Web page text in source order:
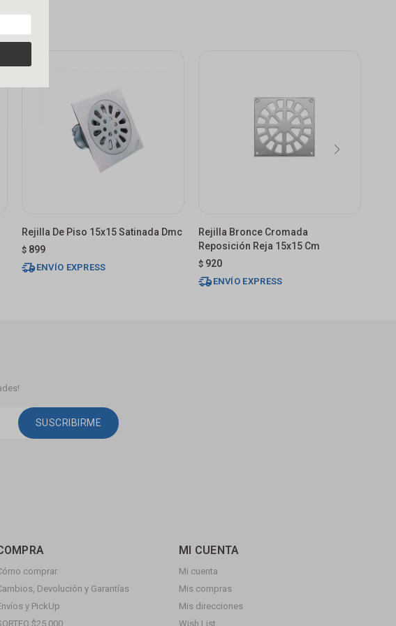
Rejilla De Piso 15x15 Satinada Dmc
$ 899
ENVÍO EXPRESS
Rejilla Bronce Cromada
Reposición Reja 15x15 Cm
$ 920
ENVÍO EXPRESS
comprar
Devolución y Garantías
y PickUp
$25.000
MI CUENTA
Mi cuenta
Mis compras
Mis direcciones
Wish List
SUSCRIBIRME